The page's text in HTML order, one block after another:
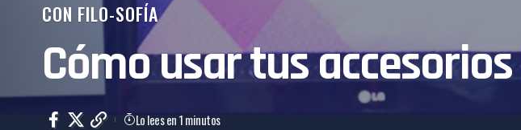
CON FILO-SOFÍA
Cómo usar tus
Lo lees en 1 minutos